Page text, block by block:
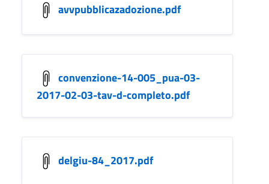
avvpubblicazadozione.pdf
convenzione-14-005_pua-03-
2017-02-03-tav-d-completo.pdf
delgiu-84_2017.pdf